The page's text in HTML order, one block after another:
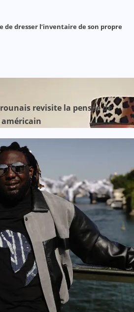
de dresser l’inventaire de son propre
revisite la pensée de
américain